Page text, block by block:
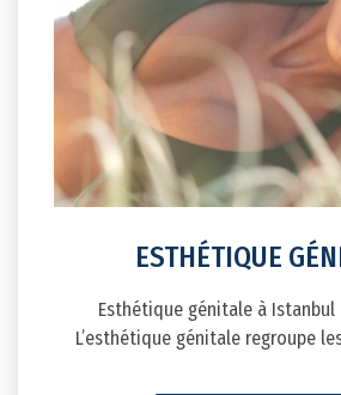
ESTHÉTIQUE
Esthétique génitale à
L’esthétique génitale regroupe